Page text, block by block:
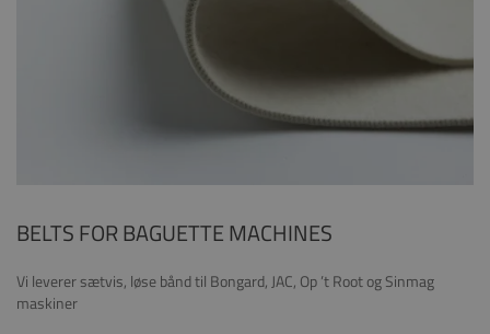
BELTS FOR BAGUETTE MACHINES
Vi leverer sætvis, løse bånd til Bongard, JAC, Op ’t Root og Sinmag
maskiner